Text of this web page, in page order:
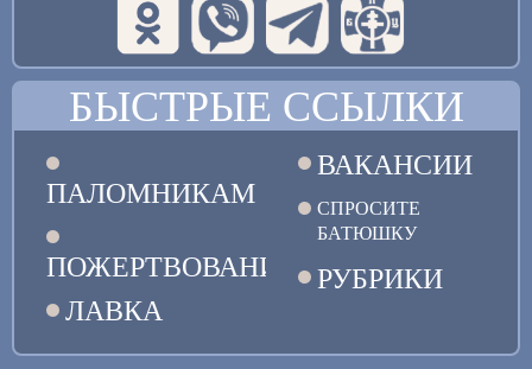
БЫСТРЫЕ ССЫЛКИ
ПАЛОМНИКАМ
ПОЖЕРТВОВАНИЯ
ЛАВКА
ВАКАНСИИ
СПРОСИТЕ
БАТЮШКУ
РУБРИКИ